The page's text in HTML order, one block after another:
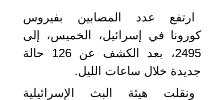
ارتفع عدد المصابين بفيروس
كورونا في إسرائيل، الخميس، إلى
2495، بعد الكشف عن 126 حالة
جديدة خلال ساعات الليل.
ونقلت هيئة البث الإسرائيلية